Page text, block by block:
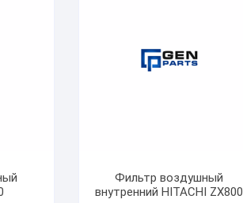
Фильтр воздушный
внутренний HITACHI ZX800